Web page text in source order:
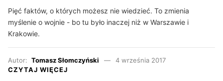
Pięć faktów, o których możesz nie wiedzieć. To zmienia
myślenie o wojnie - bo tu było inaczej niż w Warszawie i
Krakowie.
Autor: Tomasz Słomczyński
4 września 2017
CZYTAJ WIĘCEJ